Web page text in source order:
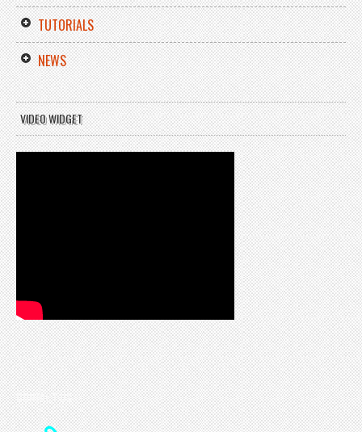
TUTORIALS
NEWS
VIDEO WIDGET
CONTACT US